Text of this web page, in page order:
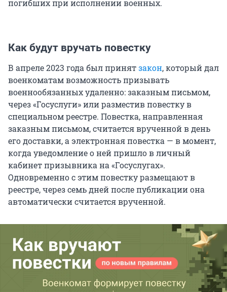
погибших при исполнении военных.
Как будут вручать повестку
В апреле 2023 года был принятзакон, который дал
военкоматам возможность призывать
военнообязанных удаленно: заказным письмом,
через «Госуслуги» или разместив повестку в
специальном реестре. Повестка, направленная
заказным письмом, считается врученной в день
его доставки, а электронная повестка — в момент,
когда уведомление о ней пришло в личный
кабинет призывника на «Госуслугах».
Одновременно с этим повестку размещают в
реестре, через семь дней после публикации она
автоматически считается врученной.